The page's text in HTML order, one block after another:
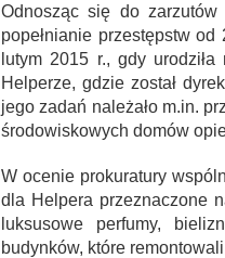
Odnosząc się do
popełnianie przestępstw
lutym 2015 r., gdy
Helperze, gdzie został
jego zadań należało m.in.
środowiskowych domów
W ocenie prokuratury
dla Helpera przeznaczone
luksusowe perfumy,
budynków, które